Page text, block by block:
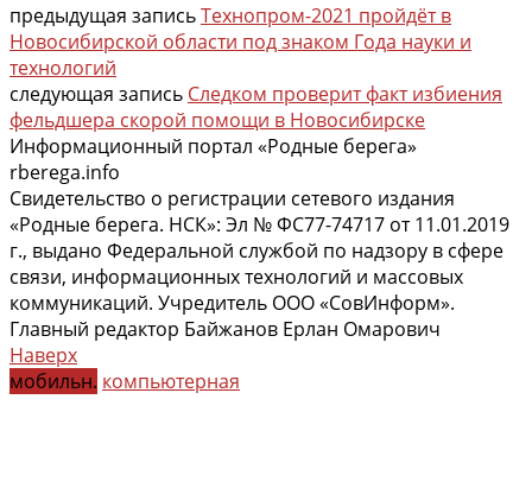
предыдущая записьТехнопром-2021 пройдёт в
Новосибирской области под знаком Года науки и
технологий
следующая запись Следком проверит факт избиения
фельдшера скорой помощи в Новосибирске
Информационный портал «Родные берега»
rberega.info
Свидетельство о регистрации сетевого издания
«Родные берега. НСК»: Эл № ФС77-74717 от 11.01.2019
г., выдано Федеральной службой по надзору в сфере
связи, информационных технологий и массовых
коммуникаций. Учредитель ООО «СовИнформ».
Главный редактор Байжанов Ерлан Омарович
Наверх
мобильн. компьютерная